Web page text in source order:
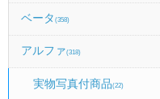
ベータ (358)
アルファ(318)
実物写真付商品(22)